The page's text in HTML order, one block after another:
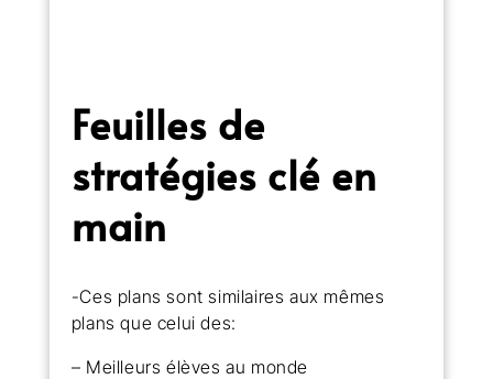
Feuilles de
stratégies clé en
main
-Ces plans sont similaires aux mêmes
plans que celui des:
– Meilleurs élèves au monde